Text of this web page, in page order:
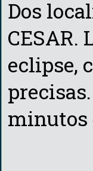
Dos
CESAR.
eclipse,
minutos